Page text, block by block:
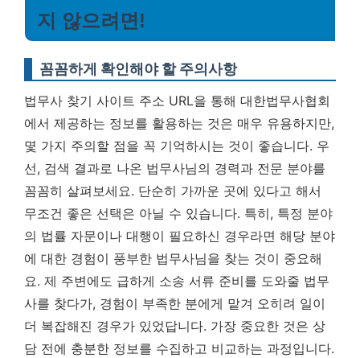
지 않으려면!
꼼꼼하게 확인해야 할 주의사항
법무사 찾기 사이트 주소 URL을 통해 대한법무사협회
에서 제공하는 정보를 활용하는 것은 매우 유용하지만,
몇 가지 주의할 점을 꼭 기억하시는 것이 좋습니다. 우
선, 검색 결과로 나온 법무사님의 경력과 전문 분야를
꼼꼼히 살펴보세요. 단순히 가까운 곳에 있다고 해서
무조건 좋은 선택은 아닐 수 있습니다. 특히, 특정 분야
의 법률 자문이나 대행이 필요하신 경우라면 해당 분야
에 대한 경험이 풍부한 법무사님을 찾는 것이 중요해
요. 제 주변에도 급하게 소송 서류 준비를 도와줄 법무
사를 찾다가, 경험이 부족한 분에게 맡겨 오히려 일이
더 복잡해진 경우가 있었답니다. 가장 중요한 것은 상
담 전에 충분한 정보를 수집하고 비교하는 과정입니다.